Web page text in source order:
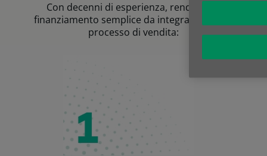
Con decenni di esperienza, rendiamo il
finanziamento semplice da integrare nel tuo
processo di vendita: